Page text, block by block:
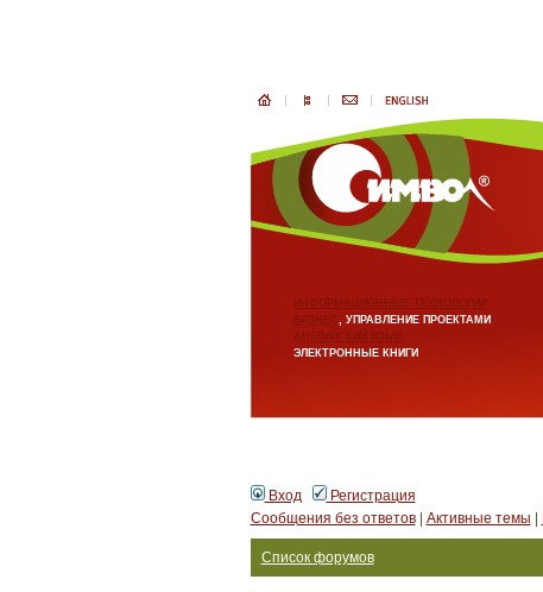
ИНФОРМАЦИОННЫЕ ТЕХНОЛОГИИ
БИЗНЕС, УПРАВЛЕНИЕ ПРОЕКТАМИ
АНГЛИЙСКИЙ ЯЗЫК
ЭЛЕКТРОННЫЕ КНИГИ
Вход
Регистрация
Сообщения без ответов| Активные темы
Список форумов